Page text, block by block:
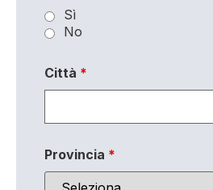
Sì
No
Città *
Provincia *